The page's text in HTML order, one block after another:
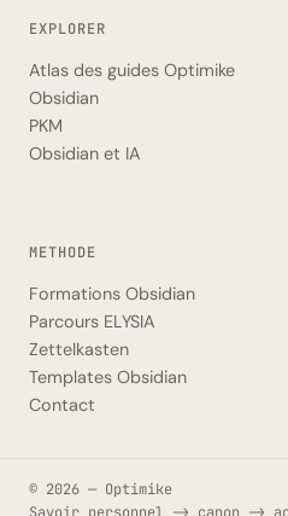
EXPLORER
Atlas des guides Optimike
Obsidian
PKM
Obsidian et IA
METHODE
Formations Obsidian
Parcours ELYSIA
Zettelkasten
Templates Obsidian
Contact
© 2026 — Optimike